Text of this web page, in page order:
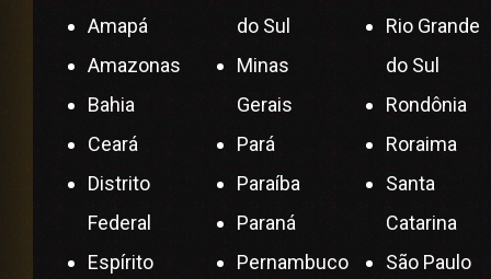
Amapá
Amazonas
Bahia
Ceará
Distrito
Federal
Espírito
do Sul
Minas
Gerais
Pará
Paraíba
Paraná
Pernambuco
Rio Grande
do Sul
Rondônia
Roraima
Santa
Catarina
São Paulo